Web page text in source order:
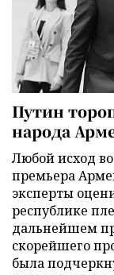
Путин
народа
Любой исход
премьера
эксперты
республике
дальнейшем
скорейшего
была